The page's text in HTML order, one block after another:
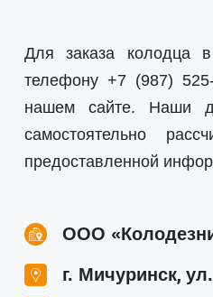
Для заказа колодца
телефону +7 (987)
нашем сайте. Наши
самостоятельно
предоставленной
ООО
г. Мичуринск,